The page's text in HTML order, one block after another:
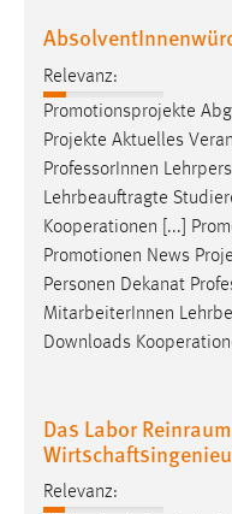
Relevanz:
Promotionsprojekte
Projekte Aktuelles
Professor Innen
Lehrbeauftragte
Kooperationen [...]
Promotionen News
Personen Dekanat
MitarbeiterInnen
Downloads
Das Labor
Relevanz:
Cookie Laufzeit:
MibewSessionID,
5e9dbeb1811c0446
Jahre, MIBEW_UserID
Login
Name:
fe_user, be_user,
Zweck:
Dieser Cookie ist
24 Stunden